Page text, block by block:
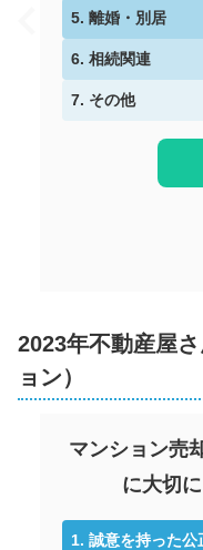
5. 離婚・別居
6. 相続関連
7. その他
2023年不動産屋
ョン）
マンション売
に大切
1. 誠意を持った公